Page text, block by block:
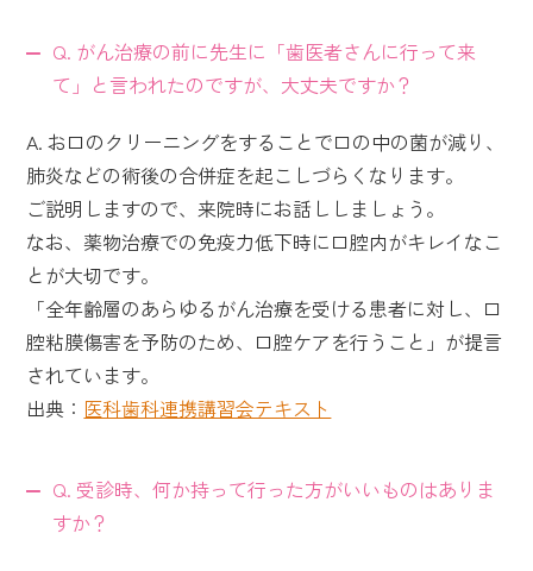
Q. がん治療の前に先生に「歯医者さんに行って来
て」と言われたのですが、大丈夫ですか？
A. お口のクリーニングをすることで口の中の菌が減り、
肺炎などの術後の合併症を起こしづらくなります。
ご説明しますので、来院時にお話ししましょう。
なお、薬物治療での免疫力低下時に口腔内がキレイなこ
とが大切です。
「全年齢層のあらゆるがん治療を受ける患者に対し、口
腔粘膜傷害を予防のため、口腔ケアを行うこと」が提言
されています。
出典： 医科歯科連携講習会テキスト
Q. 受診時、何か持って行った方がいいものはありま
すか？